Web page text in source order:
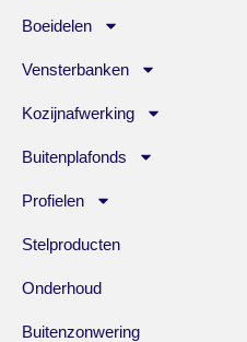
Boeidelen
Vensterbanken
Kozijnafwerking
Buitenplafonds
Profielen
Stelproducten
Onderhoud
Buitenzonwering